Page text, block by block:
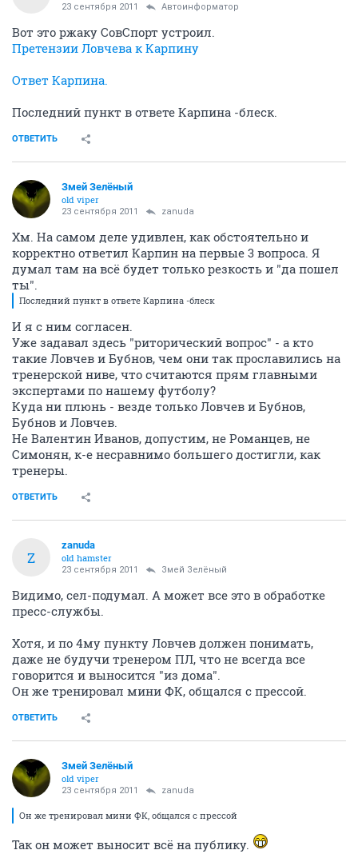
23 сентября 2011 Автоинформатор
Вот это ржаку СовСпорт устроил.
Претензии Ловчева к Карпину
Ответ Карпина.
Последний пункт в ответе Карпина -блеск.
ОТВЕТИТЬ
Змей Зелёный
old viper
23 сентября 2011 zanuda
Хм. На самом деле удивлен, как обстоятельно и
корректно ответил Карпин на первые 3 вопроса. Я
думал там на всё будет только резкость и "да пошел
ты".
Последний пункт в ответе Карпина -блеск
И я с ним согласен.
Уже задавал здесь "риторический вопрос" - а кто
такие Ловчев и Бубнов, чем они так прославились на
тренерской ниве, что считаются прям главными
экспертами по нашему футболу?
Куда ни плюнь - везде только Ловчев и Бубнов,
Бубнов и Ловчев.
Не Валентин Иванов, допустим, не Романцев, не
Симонян, к-е несравнимо большего достигли, как
тренеры.
ОТВЕТИТЬ
Z
zanuda
old hamster
23 сентября 2011 Змей Зелёный
Видимо, сел-подумал. А может все это в обработке
пресс-службы.
Хотя, и по 4му пункту Ловчев должен понимать,
даже не будучи тренером ПЛ, что не всегда все
говорится и выносится "из дома".
Он же тренировал мини ФК, общался с прессой.
ОТВЕТИТЬ
Змей Зелёный
old viper
23 сентября 2011 zanuda
Он же тренировал мини ФК, общался с прессой
Так он может выносит всё на публику.